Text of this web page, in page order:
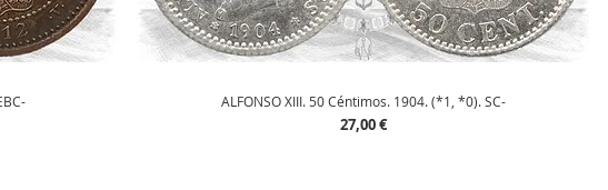
Vista rápida
ALFONSO XIII. 50 Céntimos. 1904. (*1, *0). SC-
Precio
27,00 €